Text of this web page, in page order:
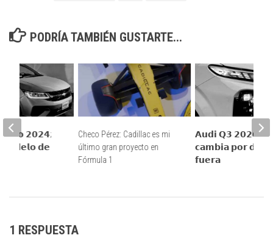
PODRÍA TAMBIÉN GUSTARTE...
Checo Pérez: Cadillac es mi
último gran proyecto en
Fórmula 1
𝗔𝘂𝗱𝗶 𝗤𝟯 𝟮𝟬𝟮𝟲;
𝗰𝗮𝗺𝗯𝗶𝗮 𝗽𝗼𝗿
𝗳𝘂𝗲𝗿𝗮
𝗔𝘃𝗲𝗼 𝟮𝟬𝟮𝟰;
𝗺𝗼𝗱𝗲𝗹𝗼 𝗱𝗲
1 RESPUESTA